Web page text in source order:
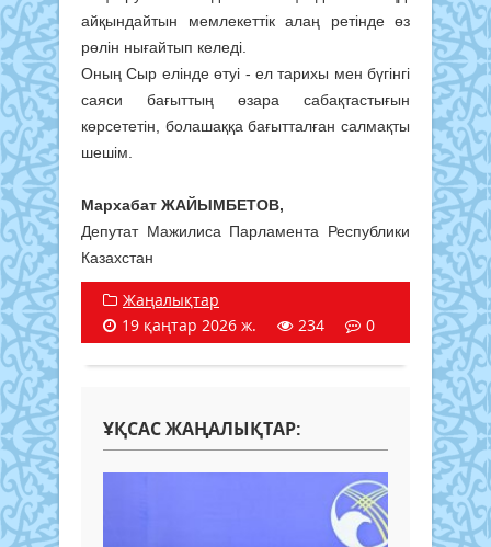
айқындайтын мемлекеттік алаң ретінде өз
рөлін нығайтып келеді.
Оның Сыр елінде өтуі - ел тарихы мен бүгінгі
саяси бағыттың өзара сабақтастығын
көрсететін, болашаққа бағытталған салмақты
шешім.
Мархабат ЖАЙЫМБЕТОВ,
Депутат Мажилиса Парламента Республики
Казахстан
Жаңалықтар
19 қаңтар 2026 ж.
234 0
ҰҚСАС ЖАҢАЛЫҚТАР: